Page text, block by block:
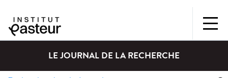
LE JOURNAL DE LA RECHERCHE